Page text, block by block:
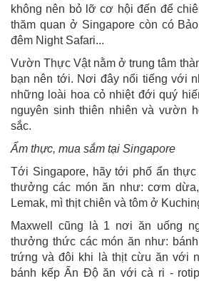
không nên bỏ lỡ cơ hội đến để
thăm quan ở Singapore còn có
đêm Night Safari...
Vườn Thực Vật nằm ở trung tâm
bạn nên tới. Nơi đây nổi tiếng với
những loài hoa cỏ nhiệt đới quý
nguyên sinh thiên nhiên và vườn
sắc.
Ẩm thực, mua sắm tại Singapore
Tới Singapore, hãy tới phố ẩn
thưởng các món ăn như: cơm
Lemak, mì thịt chiên và tôm ở
Maxwell cũng là 1 nơi ăn uống
thưởng thức các món ăn như:
trứng và đôi khi là thịt cừu ăn với
bánh kếp Ấn Độ ăn với cà ri -